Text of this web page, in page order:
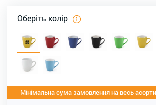
Оберіть колір
Мінімальна сума замовлення на весь